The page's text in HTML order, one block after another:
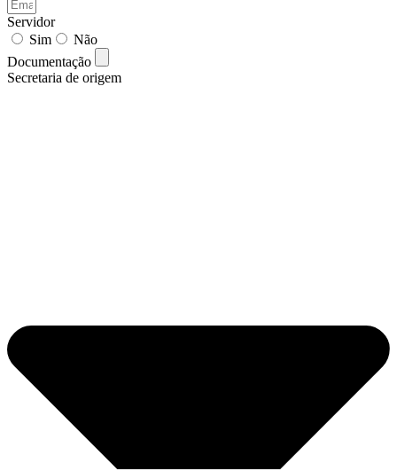
Servidor
Sim
Não
Documentação
Secretaria de origem